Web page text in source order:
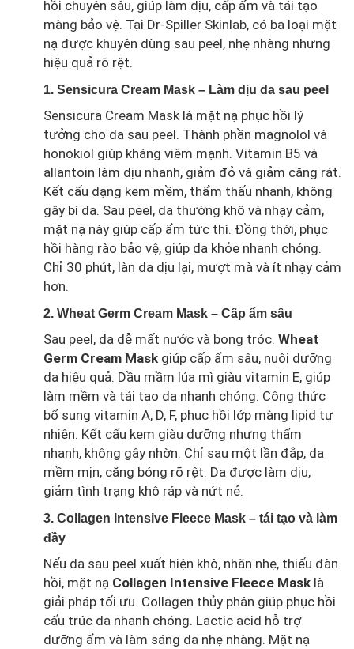
hồi chuyên sâu, giúp làm dịu, cấp ẩm và tái tạo
màng bảo vệ. Tại Dr-Spiller Skinlab, có ba loại mặt
nạ được khuyên dùng sau peel, nhẹ nhàng nhưng
hiệu quả rõ rệt.
1. Sensicura Cream Mask – Làm dịu da sau peel
Sensicura Cream Mask là mặt nạ phục hồi lý
tưởng cho da sau peel. Thành phần magnolol và
honokiol giúp kháng viêm mạnh. Vitamin B5 và
allantoin làm dịu nhanh, giảm đỏ và giảm căng rát.
Kết cấu dạng kem mềm, thẩm thấu nhanh, không
gây bí da. Sau peel, da thường khô và nhạy cảm,
mặt nạ này giúp cấp ẩm tức thì. Đồng thời, phục
hồi hàng rào bảo vệ, giúp da khỏe nhanh chóng.
Chỉ 30 phút, làn da dịu lại, mượt mà và ít nhạy cảm
hơn.
2. Wheat Germ Cream Mask – Cấp ẩm sâu
Sau peel, da dễ mất nước và bong tróc. Wheat
Germ Cream Mask giúp cấp ẩm sâu, nuôi dưỡng
da hiệu quả. Dầu mầm lúa mì giàu vitamin E, giúp
làm mềm và tái tạo da nhanh chóng. Công thức
bổ sung vitamin A, D, F, phục hồi lớp màng lipid tự
nhiên. Kết cấu kem giàu dưỡng nhưng thấm
nhanh, không gây nhờn. Chỉ sau một lần đắp, da
mềm mịn, căng bóng rõ rệt. Da được làm dịu,
giảm tình trạng khô ráp và nứt nẻ.
3. Collagen Intensive Fleece Mask – tái tạo và làm
đầy
Nếu da sau peel xuất hiện khô, nhăn nhẹ, thiếu đàn
hồi, mặt nạ Collagen Intensive Fleece Mask là
giải pháp tối ưu. Collagen thủy phân giúp phục hồi
cấu trúc da nhanh chóng. Lactic acid hỗ trợ
dưỡng ẩm và làm sáng da nhẹ nhàng. Mặt nạ